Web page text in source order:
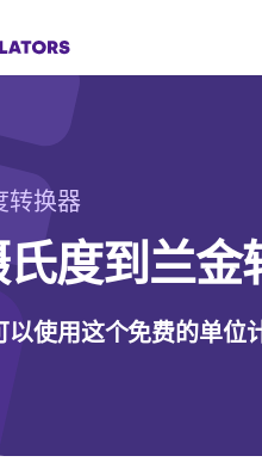
转换器
度到兰金
以使用这个免费的单位